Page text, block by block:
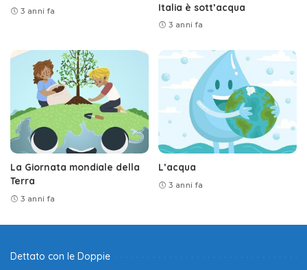
3 anni fa
Italia è sott’acqua
3 anni fa
La Giornata mondiale della
Terra
3 anni fa
L’acqua
3 anni fa
Dettato con le Doppie